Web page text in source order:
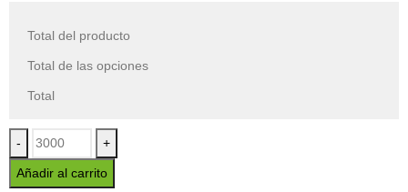
Total del producto
Total de las opciones
Total
- +
Añadir al carrito